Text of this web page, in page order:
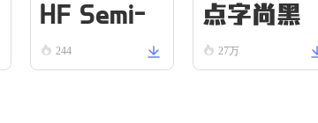
HF Semi-
Round VN
244
点字尚黑
27万